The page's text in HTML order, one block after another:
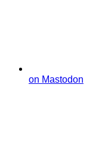
on Mastodon